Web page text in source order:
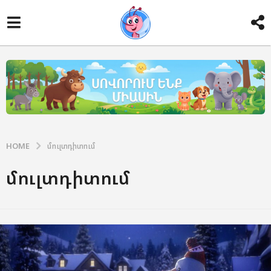
HOME մուլտդիտում
մուլտդիտում